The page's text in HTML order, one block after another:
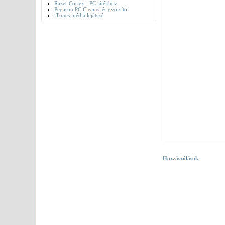
Razer Cortex - PC játékhoz
Pegasun PC Cleaner és gyorsító
iTunes média lejátszó
Hozzászólások